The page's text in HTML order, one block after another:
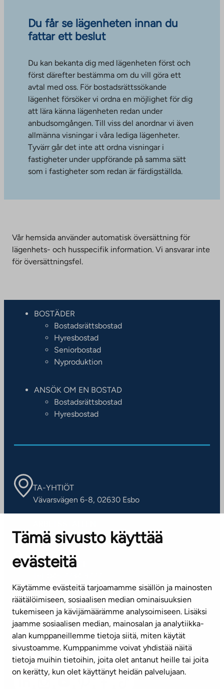
Tämä sivusto käyttää
evästeitä
Käytämme evästeitä tarjoamamme sisällön ja mainosten
räätälöimiseen, sosiaalisen median ominaisuuksien
tukemiseen ja kävijämäärämme analysoimiseen. Lisäksi
jaamme sosiaalisen median, mainosalan ja analytiikka-
alan kumppaneillemme tietoja siitä, miten käytät
sivustoamme. Kumppanimme voivat yhdistää näitä
tietoja muihin tietoihin, joita olet antanut heille tai joita
on kerätty, kun olet käyttänyt heidän palvelujaan.
Du får se lägenheten innan du
fattar ett beslut
Du kan bekanta dig med lägenheten först och
först därefter bestämma om du vill göra ett
avtal med oss. För bostadsrättssökande
lägenhet försöker vi ordna en möjlighet för dig
att lära känna lägenheten redan under
anbudsomgången. Till viss del anordnar vi även
allmänna visningar i våra lediga lägenheter.
Tyvärr går det inte att ordna visningar i
fastigheter under uppförande på samma sätt
som i fastigheter som redan är färdigställda.
Vår hemsida använder automatisk översättning för
lägenhets- och husspecifik information. Vi ansvarar inte
för översättningsfel.
BOSTÄDER
Bostadsrättsbostad
Hyresbostad
Seniorbostad
Nyproduktion
ANSÖK OM EN BOSTAD
Bostadsrättsbostad
Hyresbostad
TA-YHTIÖT
Vävarsvägen 6-8, 02630 Esbo
Kontaktinformation
KUNDSERVICE
(vardagar kl. 8–16)
info@ta.fi
Nyhetsbrev (på finska)